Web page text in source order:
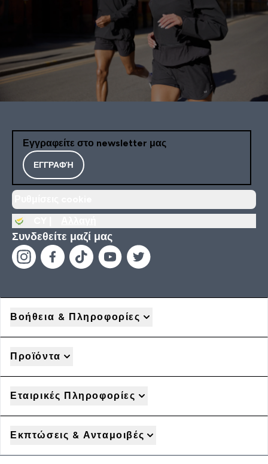
Εγγραφείτε στο newsletter μας
ΕΓΓΡΑΦΉ
Συνδεθείτε μαζί μας
Βοήθεια & Πληροφορίες
Προϊόντα
Εταιρικές Πληροφορίες
Εκπτώσεις & Ανταμοιβές